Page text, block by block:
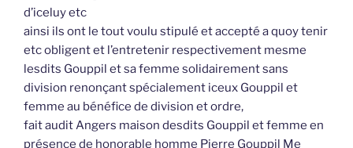
d’iceluy etc
ainsi ils ont le tout voulu stipulé et accepté a quoy tenir
etc obligent et l’entretenir respectivement mesme
lesdits Gouppil et sa femme solidairement sans
division renonçant spécialement iceux Gouppil et
femme au bénéfice de division et ordre,
fait audit Angers maison desdits Gouppil et femme en
présence de honorable homme Pierre Gouppil Me